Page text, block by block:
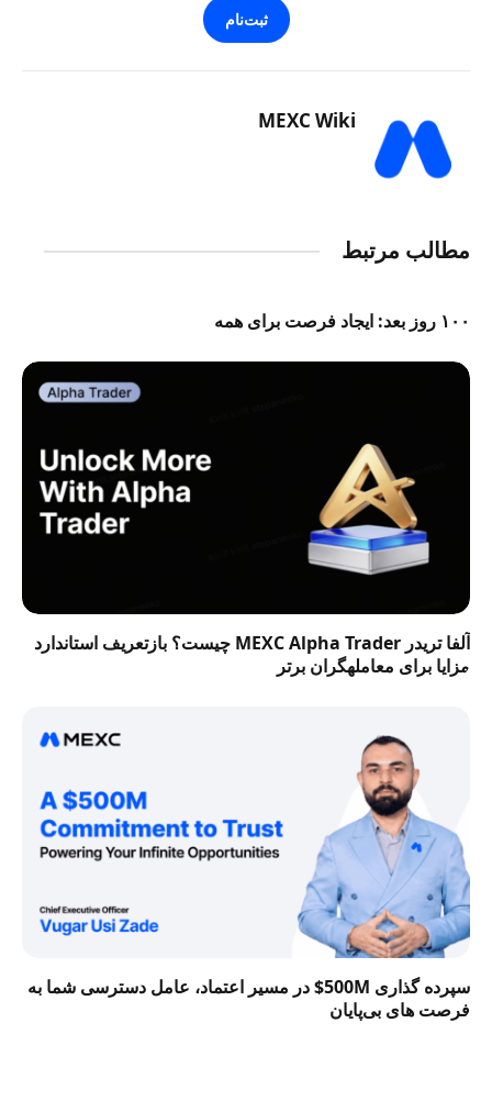
ثبت‌نام
MEXC Wiki
مطالب مرتبط
۱۰۰ روز بعد: ایجاد فرصت برای همه
آلفا تریدر MEXC Alpha Trader چیست؟ بازتعریف استاندارد
مزایا برای معاملهگران برتر
سپرده گذاری 500M$ در مسیر اعتماد، عامل دسترسی شما به
فرصت‌ های بی‌پایان